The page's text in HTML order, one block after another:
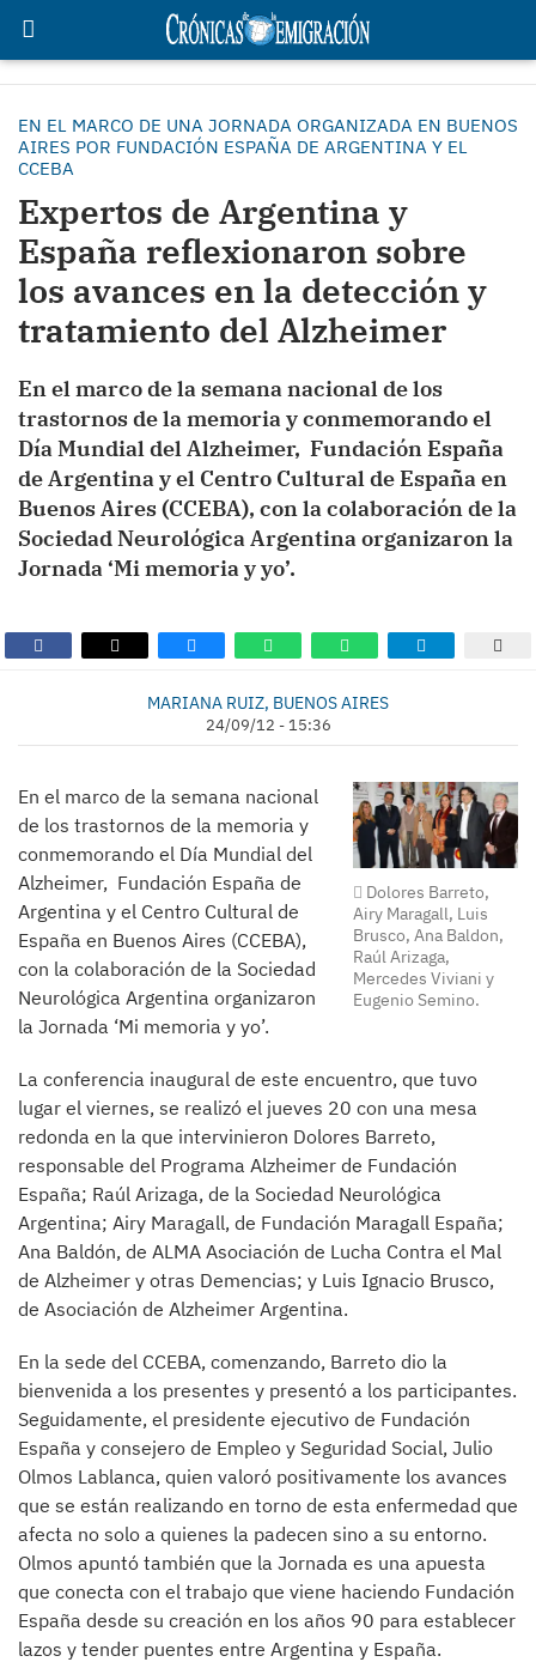
EN EL MARCO DE UNA JORNADA ORGANIZADA EN BUENOS
AIRES POR FUNDACIÓN ESPAÑA DE ARGENTINA Y EL
CCEBA
Expertos de Argentina y
España reflexionaron sobre
los avances en la detección y
tratamiento del Alzheimer
En el marco de la semana nacional de los
trastornos de la memoria y conmemorando el
Día Mundial del Alzheimer, Fundación España
de Argentina y el Centro Cultural de España en
Buenos Aires (CCEBA), con la colaboración de la
Sociedad Neurológica Argentina organizaron la
Jornada ‘Mi memoria y yo’.
MARIANA RUIZ, BUENOS AIRES
24/09/12 - 15:36
Dolores Barreto,
Airy Maragall, Luis
Brusco, Ana Baldon,
Raúl Arizaga,
Mercedes Viviani y
Eugenio Semino.
En el marco de la semana nacional
de los trastornos de la memoria y
conmemorando el Día Mundial del
Alzheimer, Fundación España de
Argentina y el Centro Cultural de
España en Buenos Aires (CCEBA),
con la colaboración de la Sociedad
Neurológica Argentina organizaron
la Jornada ‘Mi memoria y yo’.
La conferencia inaugural de este encuentro, que tuvo
lugar el viernes, se realizó el jueves 20 con una mesa
redonda en la que intervinieron Dolores Barreto,
responsable del Programa Alzheimer de Fundación
España; Raúl Arizaga, de la Sociedad Neurológica
Argentina; Airy Maragall, de Fundación Maragall España;
Ana Baldón, de ALMA Asociación de Lucha Contra el Mal
de Alzheimer y otras Demencias; y Luis Ignacio Brusco,
de Asociación de Alzheimer Argentina.
En la sede del CCEBA, comenzando, Barreto dio la
bienvenida a los presentes y presentó a los participantes.
Seguidamente, el presidente ejecutivo de Fundación
España y consejero de Empleo y Seguridad Social, Julio
Olmos Lablanca, quien valoró positivamente los avances
que se están realizando en torno de esta enfermedad que
afecta no solo a quienes la padecen sino a su entorno.
Olmos apuntó también que la Jornada es una apuesta
que conecta con el trabajo que viene haciendo Fundación
España desde su creación en los años 90 para establecer
lazos y tender puentes entre Argentina y España.